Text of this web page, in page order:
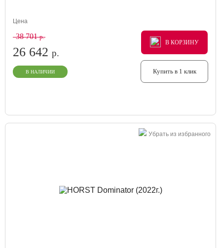
Цена
38 701р.
26 642 р.
В НАЛИЧИИ
В КОРЗИНУ
В КОРЗИНУ
В КОРЗИНУ
Купить в 1 клик
Убрать из избранного